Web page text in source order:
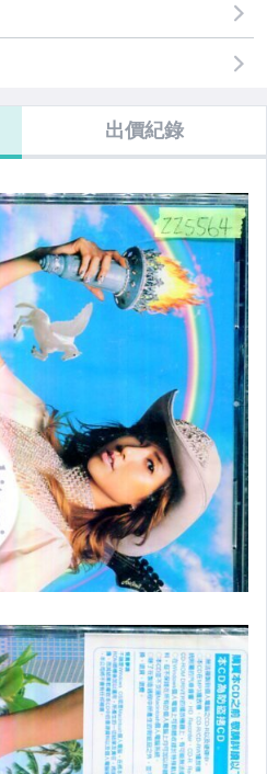
出價紀錄